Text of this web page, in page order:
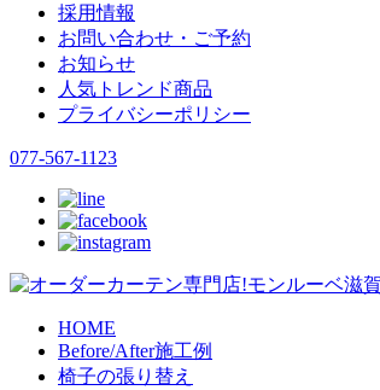
採用情報
お問い合わせ・ご予約
お知らせ
人気トレンド商品
プライバシーポリシー
077-567-1123
HOME
Before/After施工例
椅子の張り替え